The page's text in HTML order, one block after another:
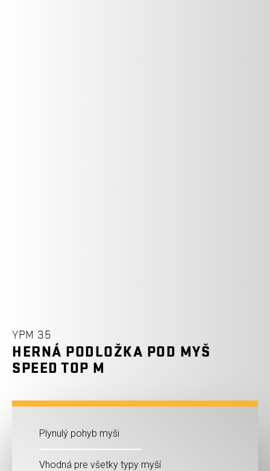
YPM 35
HERNÁ PODLOŽKA POD MYŠ
SPEED TOP M
Plynulý pohyb myši
Vhodná pre všetky typy myší